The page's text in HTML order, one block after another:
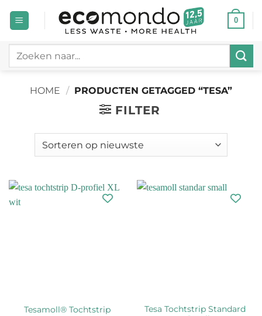
naar
0
Zoeken
HOME / PRODUCTEN GETAGGED “TESA”
FILTER
Tesamoll® Tochtstrip
Tesa Tochtstrip Standard